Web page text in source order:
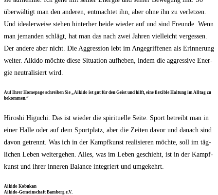
über­wäl­tigt man den ande­ren, ent­mach­tet ihn, aber ohne ihn zu ver­let­zen.
Und idea­ler­wei­se ste­hen hin­ter­her bei­de wie­der auf und sind Freun­de. Wenn
man jeman­den schlägt, hat man das nach zwei Jah­ren viel­leicht ver­ges­sen.
Der ande­re aber nicht. Die Aggres­si­on lebt im Ange­grif­fe­nen als Erin­ne­rung
wei­ter. Aiki­do möch­te die­se Situa­ti­on auf­he­ben, indem die aggres­si­ve Ener­
gie neu­tra­li­siert wird.
Auf Ihrer Home­page schrei­ben Sie „Aiki­do ist gut für den Geist und hilft, eine fle­xi­ble Hal­tung im All­tag zu
bekommen.“
Hiro­shi Higuchi: Das ist wie­der die spi­ri­tu­el­le Sei­te. Sport betreibt man in
einer Hal­le oder auf dem Sport­platz, aber die Zei­ten davor und danach sind
davon getrennt. Was ich in der Kampf­kunst rea­li­sie­ren möch­te, soll im täg­
li­chen Leben wei­ter­ge­hen. Alles, was im Leben geschieht, ist in der Kampf­
kunst und ihrer inne­ren Balan­ce inte­griert und umgekehrt.
Aiki­do Kobu­kan
Aiki­do-Gemein­schaft Bam­berg e.V.